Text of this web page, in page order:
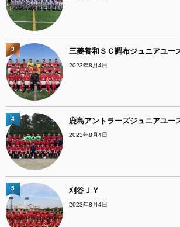
三菱養和ＳＣ調布ジュニアユー
2023年8月4日
3
鹿島アントラーズジュニアユー
2023年8月4日
4
刈谷ＪＹ
2023年8月4日
5